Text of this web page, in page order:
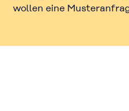
wollen eine